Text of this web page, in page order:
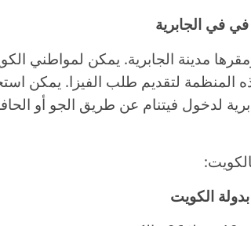
مدينة الجابرية. يمكن لمواطني
المنظمة لتقديم طلب الفيزا. يمكن
لدخول فيتنام عن طريق الجو أو
الكويت